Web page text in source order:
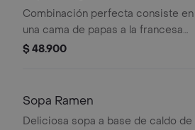
Combinación perfecta consiste en
una cama de papas a la francesa
cubiertas con carne de res salteada
$ 48.900
Sopa Ramen
Deliciosa sopa a base de caldo de